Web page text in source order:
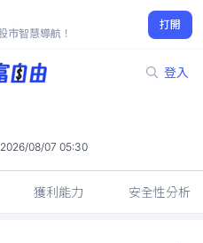
市智慧導航！
打開
登入
2026/08/07 05:30
獲利能力 安全性分析